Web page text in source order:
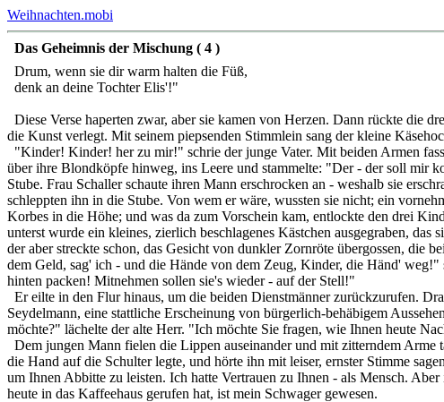
Weihnachten.mobi
Das Geheimnis der Mischung ( 4 )
Drum, wenn sie dir warm halten die Füß,
denk an deine Tochter Elis'!"
Diese Verse haperten zwar, aber sie kamen von Herzen. Dann rückte die
die Kunst verlegt. Mit seinem piepsenden Stimmlein sang der kleine
"Kinder! Kinder! her zu mir!" schrie der junge Vater. Mit beiden Armen
über ihre Blondköpfe hinweg, ins Leere und stammelte: "Der - der soll mir
Stube. Frau Schaller schaute ihren Mann erschrocken an - weshalb sie
schleppten ihn in die Stube. Von wem er wäre, wussten sie nicht; ein
Korbes in die Höhe; und was da zum Vorschein kam, entlockte den drei
unterst wurde ein kleines, zierlich beschlagenes Kästchen ausgegraben,
der aber streckte schon, das Gesicht von dunkler Zornröte übergossen, die
dem Geld, sag' ich - und die Hände von dem Zeug, Kinder, die Händ'
hinten packen! Mitnehmen sollen sie's wieder - auf der Stell!"
Er eilte in den Flur hinaus, um die beiden Dienstmänner zurückzurufen.
Seydelmann, eine stattliche Erscheinung von bürgerlich-behäbigem
möchte?" lächelte der alte Herr. "Ich möchte Sie fragen, wie Ihnen heute
Dem jungen Mann fielen die Lippen auseinander und mit zitterndem Arme
die Hand auf die Schulter legte, und hörte ihn mit leiser, ernster Stimme
um Ihnen Abbitte zu leisten. Ich hatte Vertrauen zu Ihnen - als Mensch.
heute in das Kaffeehaus gerufen hat, ist mein Schwager gewesen.